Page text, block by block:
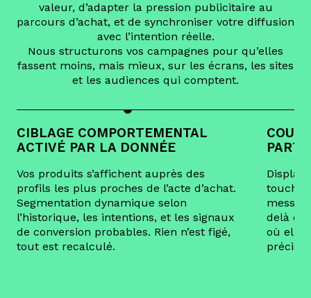
valeur, d’adapter la pression publicitaire au
parcours d’achat, et de synchroniser votre diffusion
avec l’intention réelle.
Nous structurons vos campagnes pour qu’elles
fassent moins, mais mieux, sur les écrans, les sites
et les audiences qui comptent.
CIBLAGE COMPORTEMENTAL
ACTIVÉ PAR LA DONNÉE
Vos produits s’affichent auprès des
profils les plus proches de l’acte d’achat.
Segmentation dynamique selon
l’historique, les intentions, et les signaux
de conversion probables. Rien n’est figé,
tout est recalculé.
delà
où elle